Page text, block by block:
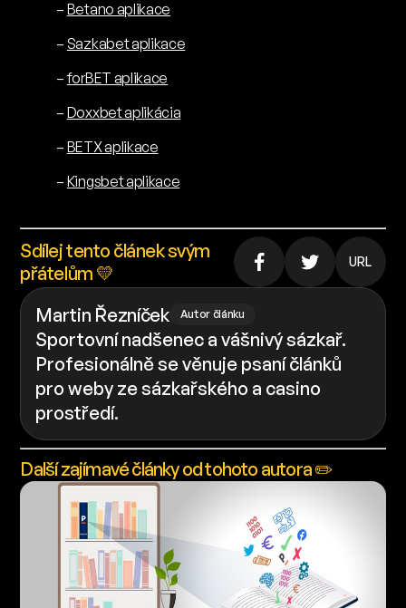
– Betano aplikace
– Sazkabet aplikace
–forBET aplikace
– Doxxbet aplikácia
– BETX aplikace
– Kingsbet aplikace
Sdílej tento článek svým
přátelům 💛
URL
Martin Řezníček Autor článku
Sportovní nadšenec a vášnivý sázkař.
Profesionálně se věnuje psaní článků
pro weby ze sázkařského a casino
prostředí.
Další zajímavé články od tohoto autora ✏️